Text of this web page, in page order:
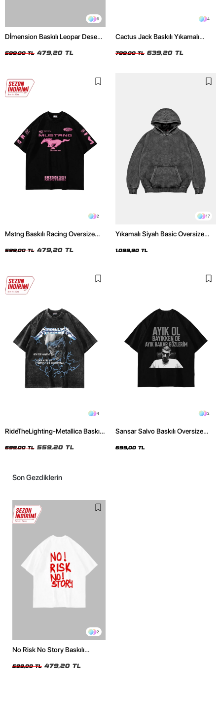
6
Dİmension Baskılı Leopar Desenli
Tshirt
599,00 TL 479,20 TL
4
Cactus Jack Baskılı Yıkamalı
799,00 TL 639,20 TL
2
Mstng Baskılı Racing Oversize
599,00 TL 479,20 TL
17
Yıkamalı Siyah Basic Oversize
1.099,90 TL
4
RideTheLighting-Metallica Baskılı
Tshirt
699,00 TL 559,20 TL
2
Sansar Salvo Baskılı Oversize
699,00 TL
Son Gezdiklerin
2
No Risk No Story Baskılı
599,00 TL 479,20 TL